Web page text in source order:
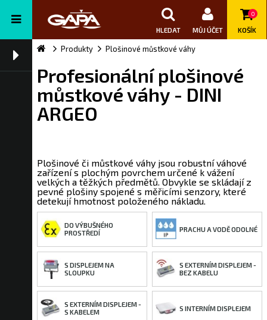
HLEDAT MŮJ ÚČET
0
KOŠÍK
Produkty Plošinové můstkové váhy
Profesionální plošinové
můstkové váhy - DINI
ARGEO
Plošinové či můstkové váhy jsou robustní váhové
zařízení s plochým povrchem určené k vážení
velkých a těžkých předmětů. Obvykle se skládají z
pevné plošiny spojené s měřicími senzory, které
detekují hmotnost položeného nákladu.
DO VÝBUŠNÉHO
PROSTŘEDÍ
PRACHU A VODĚ ODOLNÉ
S DISPLEJEM NA
SLOUPKU
S EXTERNÍM DISPLEJEM -
BEZ KABELU
S EXTERNÍM DISPLEJEM -
S KABELEM
S INTERNÍM DISPLEJEM